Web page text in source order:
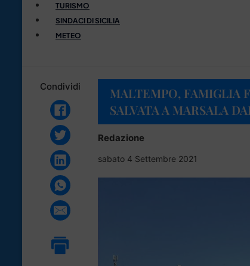
TURISMO
SINDACI DI SICILIA
METEO
Condividi
MALTEMPO, FAMIGLIA
SALVATA A MARSALA
Redazione
sabato 4 Settembre 2021